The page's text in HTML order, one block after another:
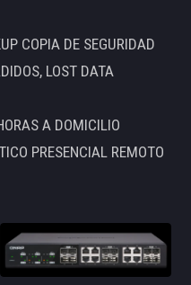
COPIA DE SEGURIDAD
LOST DATA
A DOMICILIO
PRESENCIAL REMOTO